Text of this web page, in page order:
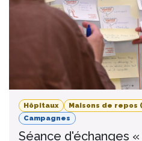
Hôpitaux Maisons de repos
Campagnes
Séance d'échanges